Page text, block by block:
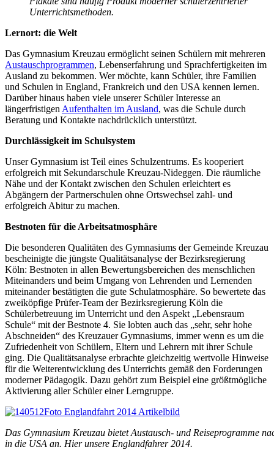
Unterrichtsmethoden.
Lernort: die Welt
Das Gymnasium Kreuzau ermöglicht seinen Schülern mit mehreren
Austauschprogrammen, Lebenserfahrung und Sprachfertigkeiten im
Ausland zu bekommen. Wer möchte, kann Schüler, ihre Familien
und Schulen in England, Frankreich und den USA kennen lernen.
Darüber hinaus haben viele unserer Schüler Interesse an
längerfristigen Aufenthalten im Ausland, was die Schule durch
Beratung und Kontakte nachdrücklich unterstützt.
Durchlässigkeit im Schulsystem
Unser Gymnasium ist Teil eines Schulzentrums. Es kooperiert
erfolgreich mit Sekundarschule Kreuzau-Nideggen. Die räumliche
Nähe und der Kontakt zwischen den Schulen erleichtert es
Abgängern der Partnerschulen ohne Ortswechsel zahl- und
erfolgreich Abitur zu machen.
Bestnoten für die Arbeitsatmosphäre
Die besonderen Qualitäten des Gymnasiums der Gemeinde Kreuzau
bescheinigte die jüngste Qualitätsanalyse der Bezirksregierung
Köln: Bestnoten in allen Bewertungsbereichen des menschlichen
Miteinanders und beim Umgang von Lehrenden und Lernenden
miteinander bestätigten die gute Schulatmosphäre. So bewertete das
zweiköpfige Prüfer-Team der Bezirksregierung Köln die
Schülerbetreuung im Unterricht und den Aspekt „Lebensraum
Schule“ mit der Bestnote 4. Sie lobten auch das „sehr, sehr hohe
Abschneiden“ des Kreuzauer Gymnasiums, immer wenn es um die
Zufriedenheit von Schülern, Eltern und Lehrern mit ihrer Schule
ging. Die Qualitätsanalyse erbrachte gleichzeitig wertvolle Hinweise
für die Weiterentwicklung des Unterrichts gemäß den Forderungen
moderner Pädagogik. Dazu gehört zum Beispiel eine größtmögliche
Aktivierung aller Schüler einer Lerngruppe.
Das Gymnasium Kreuzau bietet Austausch- und Reiseprogramme
in die USA an. Hier unsere Englandfahrer 2014.